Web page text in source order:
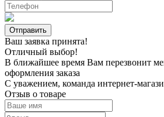
Ваш заявка принята!
Отличный выбор!
В ближайшее время Вам перезвонит
оформления заказа
С уважением, команда интернет-
Отзыв о товаре